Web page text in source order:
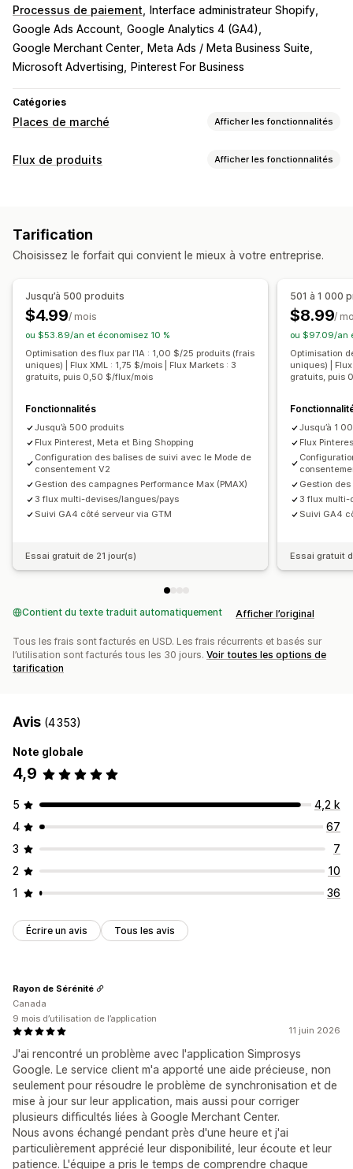
Processus de paiement
Interface administrateur Shopify
Google Ads Account Google Analytics 4 (GA4)
Google Merchant Center
Meta Ads / Meta Business Suite
Microsoft Advertising
Pinterest For Business
Catégories
Places de marché Afficher les fonctionnalités
Gestion des listes
Traduction des flux
Listes personnalisées Analyse des listes
Gestion des commandes
Traitement des commandes depuis plusieurs
emplacements
Synchronisation du suivi Tableau de bord harmonisé
Flux de produits Afficher les fonctionnalités
Champs méta
Formules personnalisées Étiquettes personnalisées
Stock local Flux localisés
Multilingue
Synchronisation des variantes
Ciblage des collections
Gestion des flux
Synchronisation des produits Édition en bloc
Synchronisation programmée
Sélection de produit
Assistance relative aux stocks
Gestion des codes GTIN
Headless Suivi des conversions
Optimisation du flux
Suivi des performances
Multi-format
Tarification
Choisissez le forfait qui convient le mieux à votre entreprise.
Jusqu’à 500 produits
$4.99/ mois
ou $53.89/an et économisez 10 %
Optimisation des flux par l’IA : 1,00 $/25 produits (frais
uniques) | Flux XML : 1,75 $/mois | Flux Markets : 3
gratuits, puis 0,50 $/flux/mois
Fonctionnalités
Jusqu’à 500 produits
Flux Pinterest, Meta et Bing Shopping
Configuration des balises de suivi avec le Mode de
consentement V2
Gestion des campagnes Performance Max (PMAX)
3 flux multi-devises/langues/pays
Suivi GA4 côté serveur via GTM
Essai gratuit de 21 jour(s)
501 à 1 000
$8.99/
ou $97.09/an
Optimisation
uniques) |
gratuits, puis
Jusqu’à 1
Flux
Gestion des
3 flux multi-
Suivi GA4
Essai gratuit
Contient du texte traduit automatiquement Afficher l’original
Tous les frais sont facturés en USD. Les frais récurrents et basés sur
l’utilisation sont facturés tous les 30 jours. Voir toutes les options de
tarification
Avis (4 353)
Note globale
4,9
5
4,2 k
4
67
3
7
2
10
1
36
Écrire un avis Tous les avis
11 juin 2026
J'ai rencontré un problème avec l'application Simprosys
Google. Le service client m'a apporté une aide précieuse, non
seulement pour résoudre le problème de synchronisation et de
mise à jour sur leur application, mais aussi pour corriger
plusieurs difficultés liées à Google Merchant Center.
Nous avons échangé pendant près d'une heure et j'ai
particulièrement apprécié leur disponibilité, leur écoute et leur
patience. L'équipe a pris le temps de comprendre chaque
Rayon de Sérénité
Canada
9 mois d’utilisation de l’application